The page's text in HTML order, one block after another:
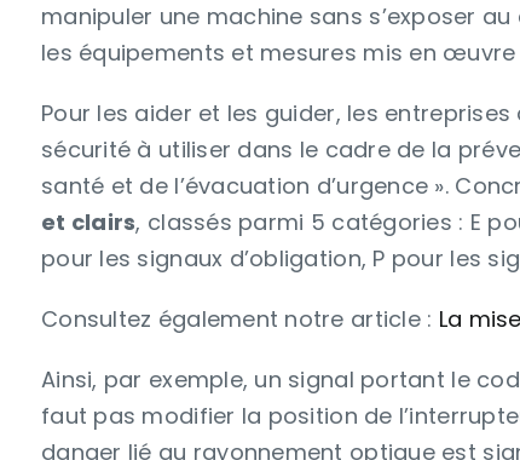
manipuler une machine sans s’exposer
les équipements et mesures mis en
Pour les aider et les guider, les
sécurité à utiliser dans le cadre de la
santé et de l’évacuation d’urgence ».
et clairs, classés parmi 5 catégories : E
pour les signaux d’obligation, P pour les
Consultez également notre article : La
Ainsi, par exemple, un signal portant le
faut pas modifier la position de
danger lié au rayonnement optique est